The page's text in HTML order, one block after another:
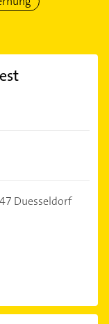
Duesseldorf